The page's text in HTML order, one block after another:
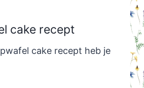
cake recept
cake recept heb je